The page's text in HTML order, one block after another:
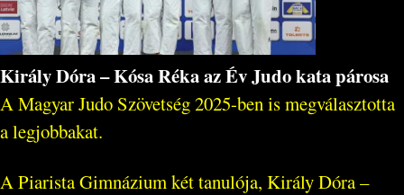
Király Dóra – Kósa Réka az Év Judo kata párosa
A Magyar Judo Szövetség 2025-ben is megválasztotta
a legjobbakat.
A Piarista Gimnázium két tanulója, Király Dóra –